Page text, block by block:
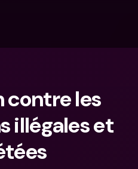
contre les
illégales et